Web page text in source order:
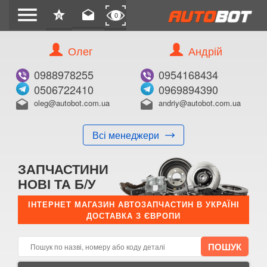
menu star
0 drafts 0
Олег
0988978255
0506722410
drafts oleg@autobot.com.ua
Всі менеджери
Андрій
0954168434
0969894390
drafts andriy@autobot.com.ua
ЗАПЧАСТИНИ
НОВІ ТА Б/У
ІНТЕРНЕТ МАГАЗИН АВТОЗАПЧАСТИН В УКРАЇНІ
ДОСТАВКА З ЄВРОПИ
КУПИТИ
Оригінальний номер:
Примітка:
E-mail:
Телефон: